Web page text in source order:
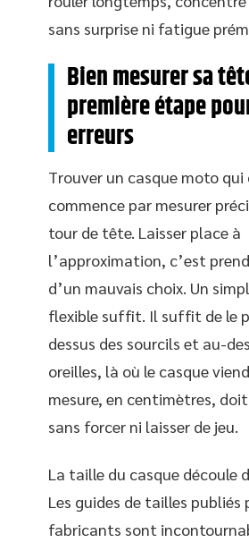
sans surprise ni fatigue
Bien mesurer sa
première étape
erreurs
Trouver un casque moto qui
commence par mesurer
tour de tête. Laisser place à
l’approximation, c’est
d’un mauvais choix. Un
flexible suffit. Il suffit de le
dessus des sourcils et au-
oreilles, là où le casque
mesure, en centimètres,
sans forcer ni laisser de jeu.
La taille du casque découle
Les guides de tailles publiés
fabricants sont